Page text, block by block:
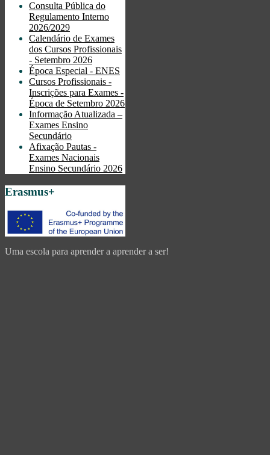
Consulta Pública do
Regulamento Interno
2026/2029
Calendário de Exames
dos Cursos Profissionais
- Setembro 2026
Época Especial - ENES
Cursos Profissionais -
Inscrições para Exames -
Época de Setembro 2026
Informação Atualizada –
Exames Ensino
Secundário
Afixação Pautas -
Exames Nacionais
Ensino Secundário 2026
Erasmus+
Uma escola para aprender a aprender a ser!